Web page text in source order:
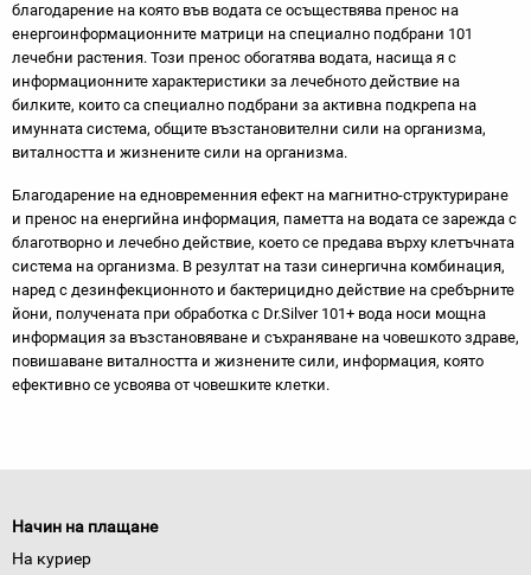
благодарение на която във вода­та се осъществява пренос на
енергоинформацион­ните матрици на специално подбрани 101
лечебни растения. Този пренос обогатява водата, насища я с
информационните характеристики за лечебното действие на
билките, които са специално подбрани за активна подкрепа на
имунната система, общите възстановителни сили на организма,
виталността и жизнените сили на организма.
Благодарение на едновременния ефект на маг­нитно-структуриране
и пренос на енергийна ин­формация, паметта на водата се зарежда с
благот­ворно и лечебно действие, което се предава върху клетъчната
система на организма. В резултат на тази синергична комбинация,
наред с дезинфек­ционното и бактерицидно действие на сребърните
йони, получената при обработка с Dr.Silver 101+ вода носи мощна
информация за възстановяване и съхраняване на човешкото здраве,
повишаване виталността и жизнените сили, информация, която
ефективно се усвоява от човешките клетки.
Начин на плащане
На куриер